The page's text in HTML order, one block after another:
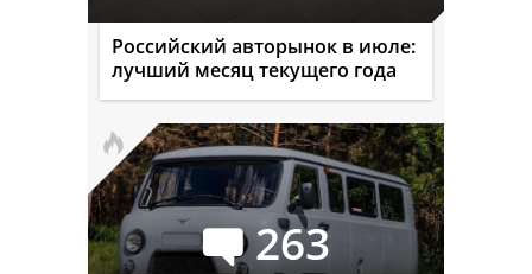
Российский авторынок в июле:
лучший месяц текущего года
263